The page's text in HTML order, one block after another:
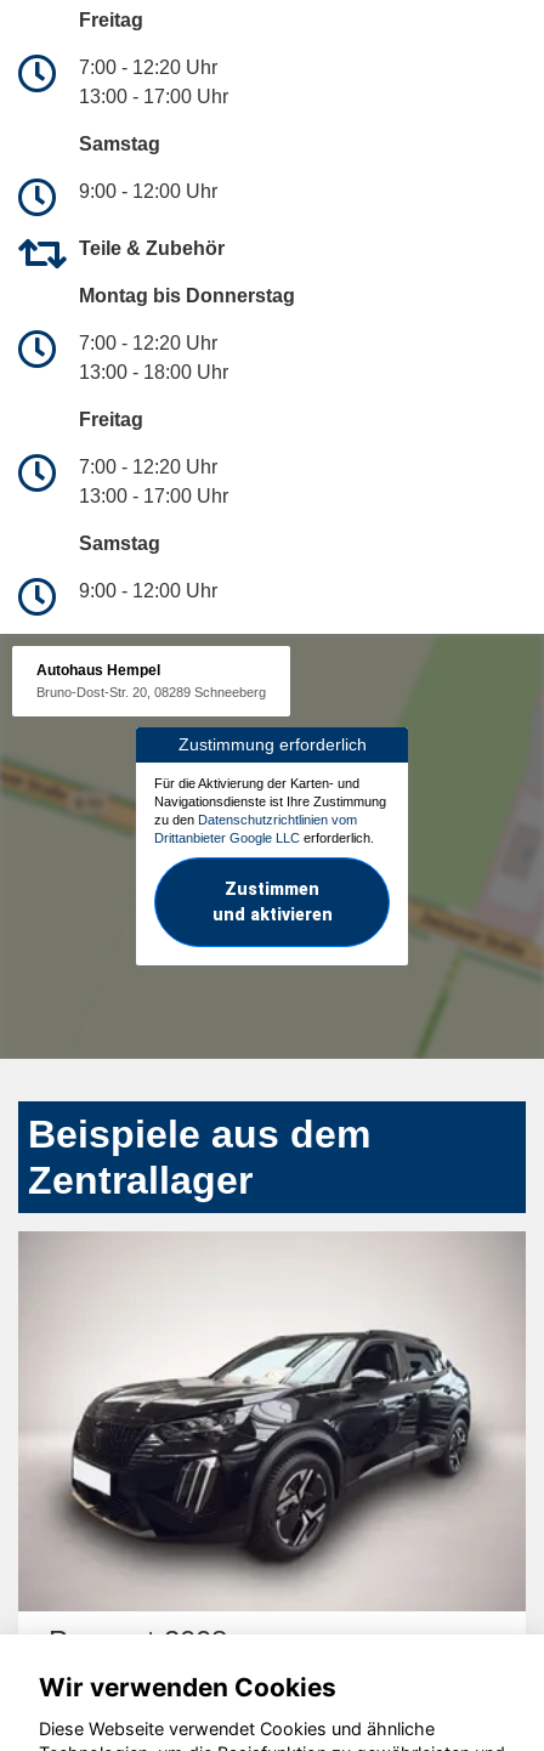
Freitag
7:00 - 12:20 Uhr
13:00 - 17:00 Uhr
Samstag
9:00 - 12:00 Uhr
Teile & Zubehör
Montag bis Donnerstag
7:00 - 12:20 Uhr
13:00 - 18:00 Uhr
Freitag
7:00 - 12:20 Uhr
13:00 - 17:00 Uhr
Samstag
9:00 - 12:00 Uhr
Autohaus Hempel
Bruno-Dost-Str. 20, 08289 Schneeberg
Zustimmung erforderlich
Für die Aktivierung der Karten- und
Navigationsdienste ist Ihre Zustimmung
zu den Datenschutzrichtlinien vom
Drittanbieter Google LLC erforderlich.
Zustimmen
und aktivieren
Beispiele aus dem
Zentrallager
Seat Ateca
Wir verwenden Cookies
Diese Webseite verwendet Cookies und ähnliche